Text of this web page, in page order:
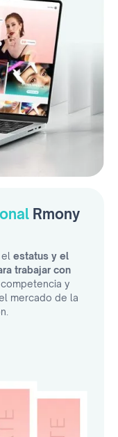
Rmony
estatus y el
trabajar con
y
mercado de la